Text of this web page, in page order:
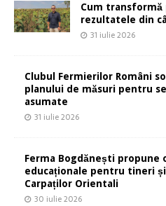
Cum transformă
rezultatele din
31 iulie 2026
Clubul Fermierilor Români
planului de măsuri pentru
asumate
31 iulie 2026
Ferma Bogdănești propune
educaționale pentru tineri
Carpaților Orientali
30 iulie 2026